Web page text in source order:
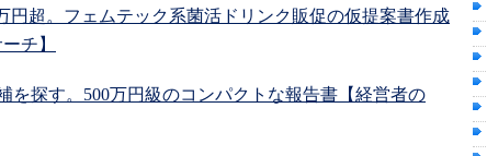
円超。フェムテック系菌活ドリンク販促の仮提案書作成
チ】
を探す。500万円級のコンパクトな報告書【経営者の